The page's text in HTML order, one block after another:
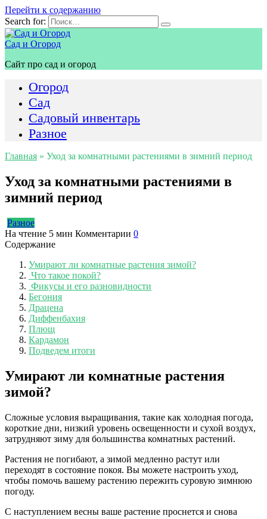
Перейти к содержанию
Search for:
Сад и Огород
Сайт про сад и огород
Огород
Сад
Садовый инвентарь
Разное
Главная » Уход за комнатными растениями в зимний период
Уход за комнатными растениями в
зимний период
Разное
На чтение 5 мин Комментарии 0
Содержание
Умирают ли комнатные растения зимой?
Что такое покой?
Фикусы и его разновидности
Бегония
Драцена
Диффенбахия
Плющ
Кардамон
Подведем итоги
Умирают ли комнатные растения
зимой?
Сложные условия выращивания, такие как холодная погода,
короткие дни, низкий уровень освещенности и сухой воздух,
затрудняют зиму для большинства комнатных растений.
Растения не погибают, а зимой медленно растут или
переходят в состояние покоя. Вы можете настроить уход,
чтобы помочь вашему растению пережить суровую зимнюю
погоду.
С наступлением весны ваше растение проснется и снова